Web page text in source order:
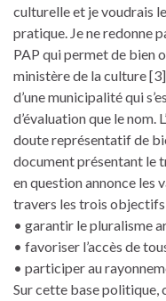
culturelle et je voudrais
pratique. Je ne redonne
PAP qui permet de bien
ministère de la culture
d’une municipalité qui
d’évaluation que le nom.
doute représentatif de
document présentant le
en question annonce les
travers les trois objectifs
• garantir le pluralisme
• favoriser l’accès de
• participer au
Sur cette base politique,